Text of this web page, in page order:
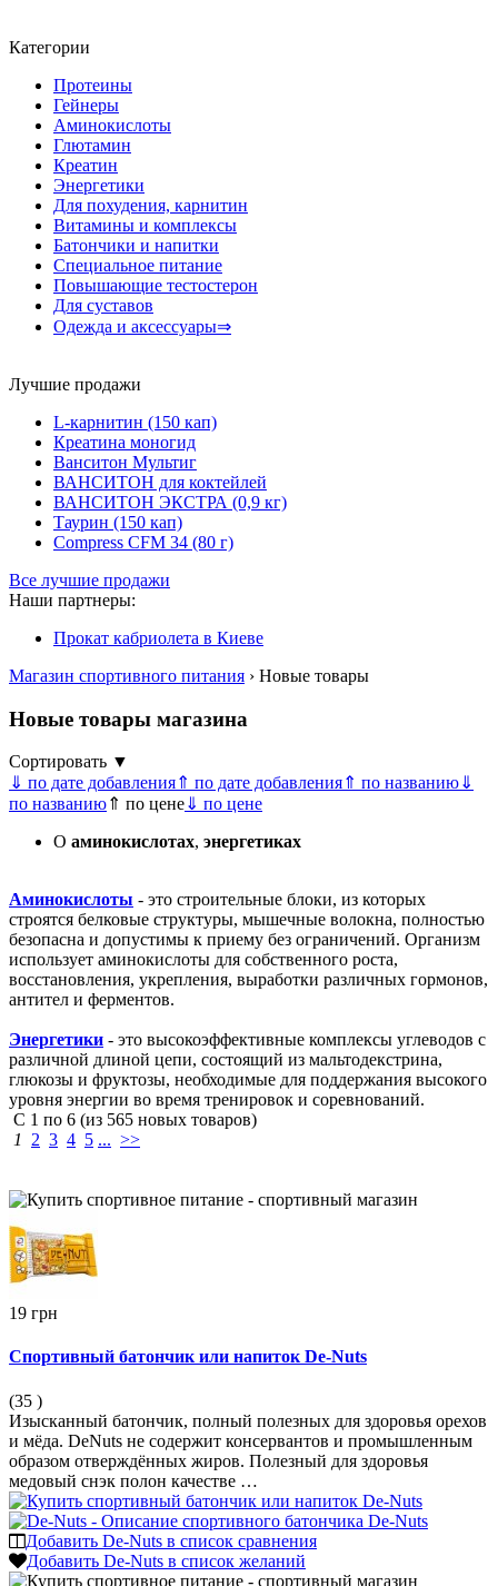
Категории
Протеины
Гейнеры
Аминокислоты
Глютамин
Креатин
Энергетики
Для похудения, карнитин
Витамины и комплексы
Батончики и напитки
Специальное питание
Повышающие тестостерон
Для суставов
Одежда и аксессуары⇒
Лучшие продажи
L-карнитин (150 кап)
Креатина моногид
Ванситон Мультиг
ВАНСИТОН для коктейлей
ВАНСИТОН ЭКСТРА (0,9 кг)
Таурин (150 кап)
Compress CFM 34 (80 г)
Все лучшие продажи
Наши партнеры:
Прокат кабриолета в Киеве
Магазин спортивного питания › Новые товары
Новые товары магазина
Сортировать ▼
⇓ по дате добавления⇑ по дате добавления⇑ по названию⇓
по названию⇑ по цене⇓ по цене
О аминокислотах, энергетиках
Аминокислоты - это строительные блоки, из которых
строятся белковые структуры, мышечные волокна, полностью
безопасна и допустимы к приему без ограничений. Организм
использует аминокислоты для собственного роста,
восстановления, укрепления, выработки различных гормонов,
антител и ферментов.
Энергетики - это высокоэффективные комплексы углеводов с
различной длиной цепи, состоящий из мальтодекстрина,
глюкозы и фруктозы, необходимые для поддержания высокого
уровня энергии во время тренировок и соревнований.
С 1 по 6 (из 565 новых товаров)
1
2 3 4 5 ... >>
19 грн
Спортивный батончик или напиток De-Nuts
(35 )
Изысканный батончик, полный полезных для здоровья орехов
и мёда. DeNuts не содержит консервантов и промышленным
образом отверждённых жиров. Полезный для здоровья
медовый снэк полон качестве …
Добавить De-Nuts в список сравнения
Добавить De-Nuts в список желаний